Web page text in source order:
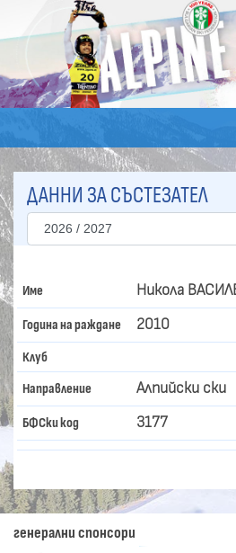
ДАННИ ЗА СЪСТЕЗАТЕЛ
Име Никола
Година на раждане 2010
Клуб
Направление Алпийски ски
БФСки код 3177
генерални спонсори